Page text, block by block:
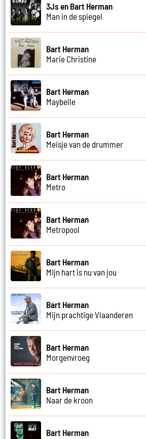
3Js en Bart Herman
Man in de spiegel
Bart Herman
Marie Christine
Bart Herman
Maybelle
Bart Herman
Meisje van de drummer
Bart Herman
Metro
Bart Herman
Metropool
Bart Herman
Mijn hart is nu van jou
Bart Herman
Mijn prachtige Vlaanderen
Bart Herman
Morgenvroeg
Bart Herman
Naar de kroon
Bart Herman